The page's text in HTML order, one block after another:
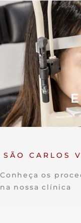
Ir
para
conteúdo
SÃO CARLOS
Conheça os
na nossa clínica